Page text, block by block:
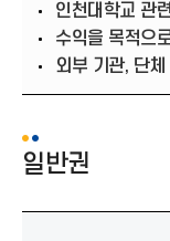
인천대학교 관
수익을 목적으
외부 기관, 단
일반권